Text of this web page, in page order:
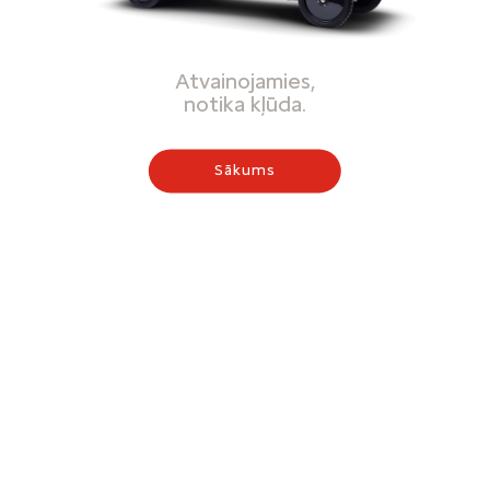
Atvainojamies,
notika kļūda.
Sākums